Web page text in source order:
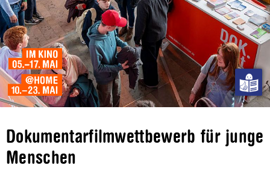
Dokumentarfilmwettbewerb für junge
Menschen